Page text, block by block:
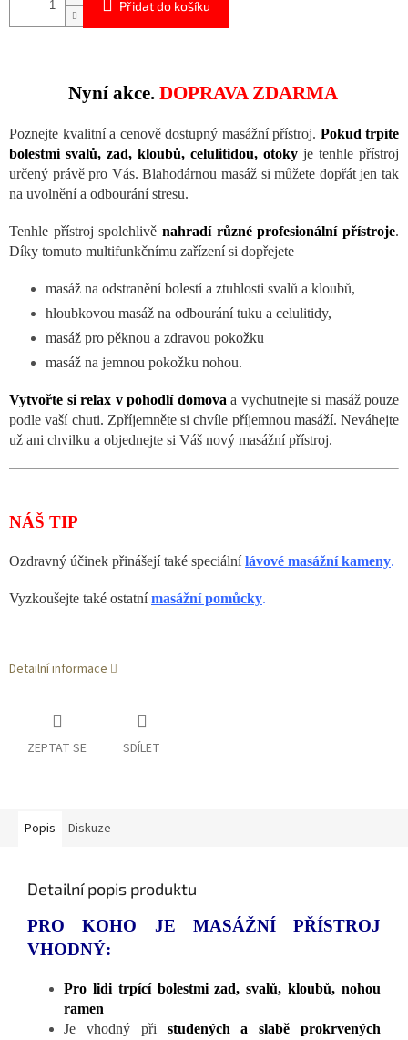
Přidat do košíku
Nyní akce. DOPRAVA ZDARMA
Poznejte kvalitní a cenově dostupný masážní přístroj. Pokud trpíte
bolestmi svalů, zad, kloubů, celulitidou, otoky je tenhle přístroj
určený právě pro Vás. Blahodárnou masáž si můžete dopřát jen tak
na uvolnění a odbourání stresu.
Tenhle přístroj spolehlivě nahradí různé profesionální přístroje.
Díky tomuto multifunkčnímu zařízení si dopřejete
masáž na odstranění bolestí a ztuhlosti svalů a kloubů,
hloubkovou masáž na odbourání tuku a celulitidy,
masáž pro pěknou a zdravou pokožku
masáž na jemnou pokožku nohou.
Vytvořte si relax v pohodlí domova a vychutnejte si masáž pouze
podle vaší chuti. Zpříjemněte si chvíle příjemnou masáží. Neváhejte
už ani chvilku a objednejte si Váš nový masážní přístroj.
NÁŠ TIP
Ozdravný účinek přinášejí také speciálnílávové masážní kameny.
Vyzkoušejte také ostatnímasážní pomůcky.
Detailní informace
ZEPTAT SE SDÍLET
Popis Diskuze
Detailní popis produktu
PRO KOHO JE MASÁŽNÍ PŘÍSTROJ
VHODNÝ:
Pro lidi trpící bolestmi zad, svalů, kloubů, nohou
ramen
Je vhodný při
studených a slabě prokrvených